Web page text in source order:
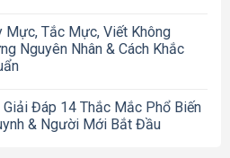
Mực, Tắc Mực, Viết Không
Nguyên Nhân & Cách Khắc
Giải Đáp 14 Thắc Mắc Phổ Biến
& Người Mới Bắt Đầu